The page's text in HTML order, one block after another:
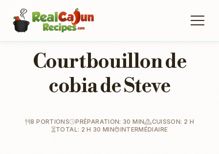
Courtbouillon de
cobia de Steve
8 PORTIONS PRÉPARATION: 30 MIN
CUISSON: 2 H
TOTAL: 2 H 30 MIN
INTERMÉDIAIRE